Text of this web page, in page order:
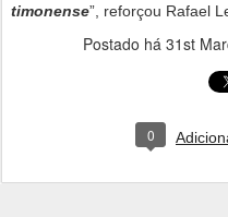
timonense”, reforçou Rafael
Postado há 31st
0